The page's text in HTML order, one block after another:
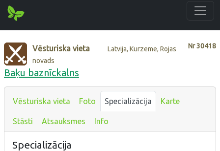
Nr30418
Vēsturiska vieta
Latvija, Kurzeme, Rojas
novads
Baķu baznīckalns
Vēsturiska vieta Foto Specializācija Karte
Stāsti Atsauksmes Info
Specializācija